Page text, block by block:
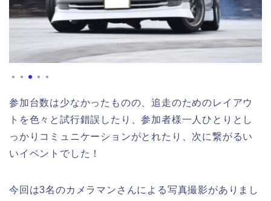
参加台数は少なかったものの、追走のためのレイアウ
トを色々と試行錯誤したり、参加者様一人ひとりとし
っかりコミュニケーションがとれたり、次に繋がるい
いイベントでした！
今回は3名のカメラマンさんによる写真撮影がありまし